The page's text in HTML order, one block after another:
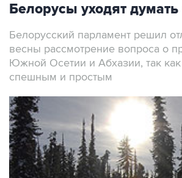
Белорусы уходят
Белорусский парламент решил
весны рассмотрение вопроса о
Южной Осетии и Абхазии, так
спешным и простым